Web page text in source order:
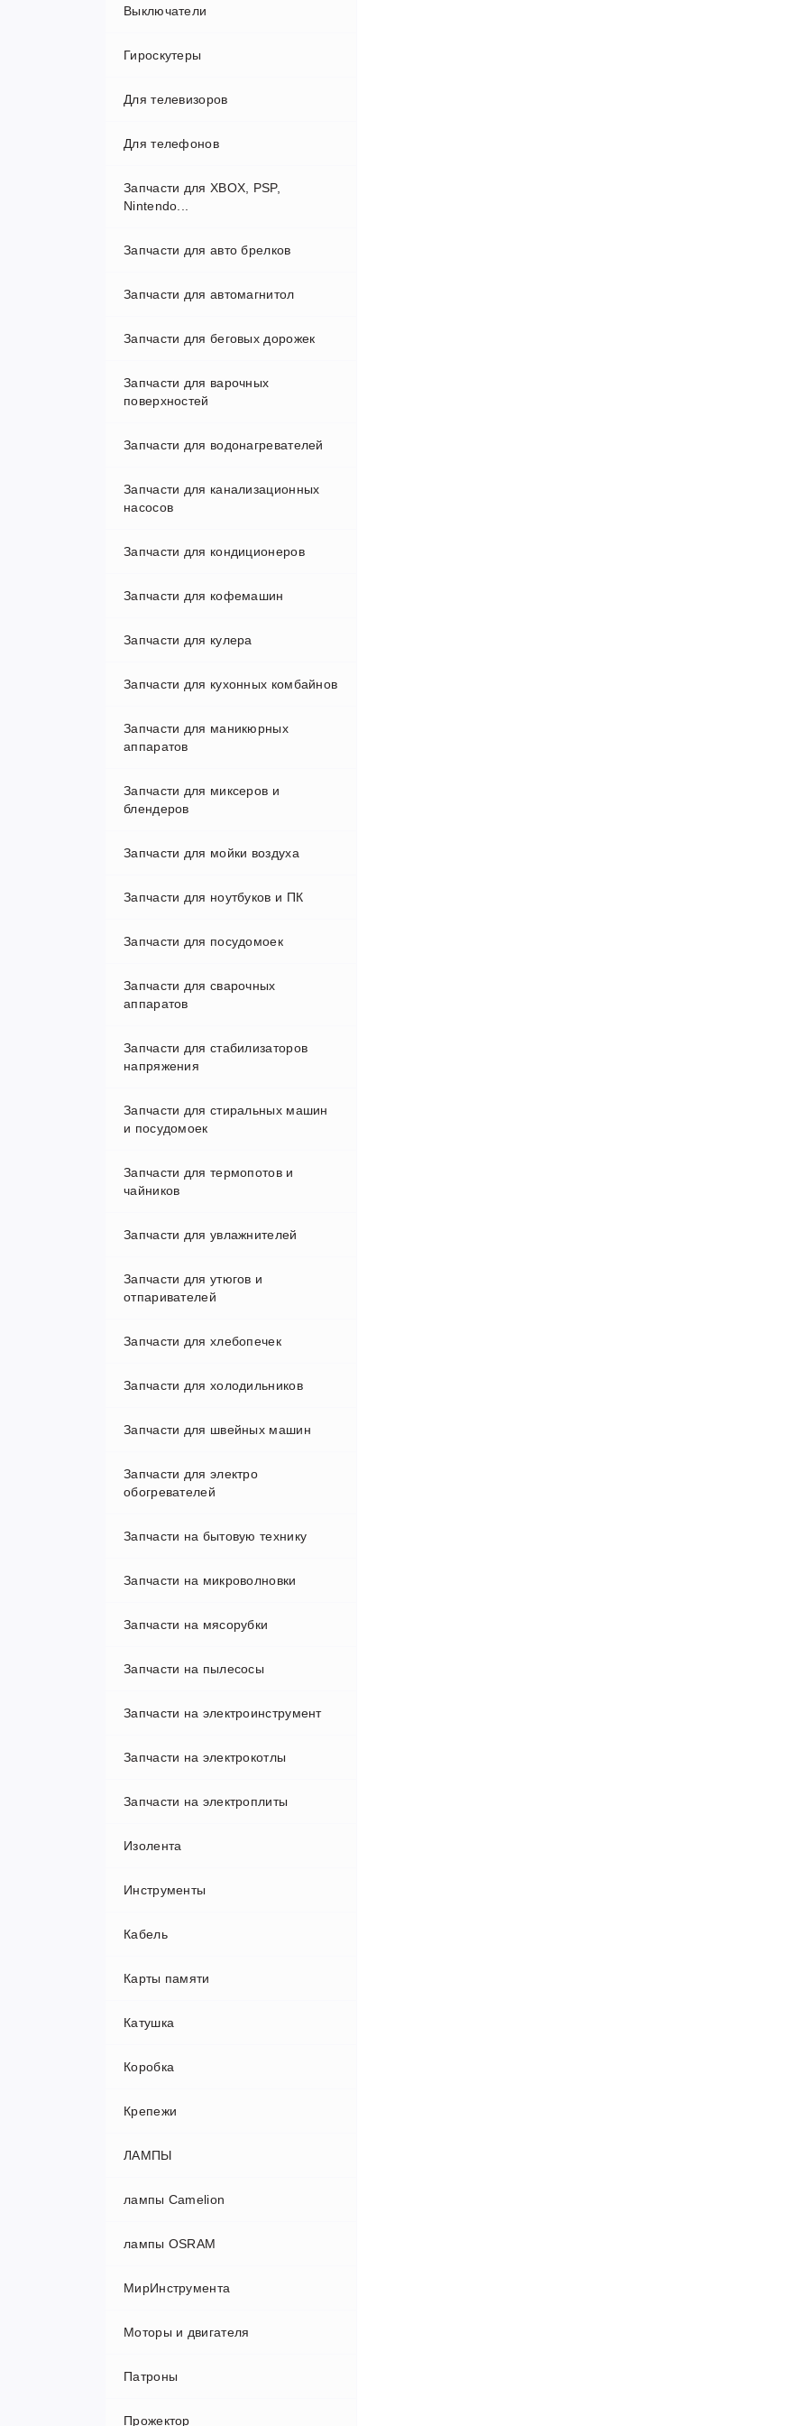
Камеры
Муляжи
Объектив
охрана
Выключатели
Гироскутеры
10.5
6.5
Для телевизоров
Системные разъемы
Для телефонов
АКБ
Запчасти для XBOX, PSP,
Nintendo...
Запчасти для авто брелков
Запчасти для автомагнитол
Запчасти для беговых дорожек
Запчасти для варочных
поверхностей
Запчасти для водонагревателей
Thermex (Термекс)
Запчасти для канализационных
насосов
Запчасти для кондиционеров
Запчасти для кофемашин
Микропереключатели
Переходники и клапаны
Шестерни
Запчасти для кулера
Запчасти для кухонных комбайнов
Запчасти для маникюрных
аппаратов
Запчасти для миксеров и
блендеров
Запчасти для мойки воздуха
Запчасти для ноутбуков и ПК
HDD-SSD
Матрицы
Разъемы питания
Шнур питания ноутбука
Запчасти для посудомоек
Запчасти для сварочных
аппаратов
Запчасти для стабилизаторов
напряжения
Запчасти для стиральных машин
и посудомоек
Запчасти для термопотов и
чайников
Запчасти для увлажнителей
Запчасти для утюгов и
отпаривателей
Запчасти для хлебопечек
Запчасти для холодильников
Запчасти для швейных машин
Запчасти для электро
обогревателей
Запчасти на бытовую технику
Запчасти на микроволновки
Запчасти на мясорубки
Запчасти на пылесосы
Запчасти на роботы пылесосы
Запчасти на электроинструмент
Запчасти на электрокотлы
Запчасти на электроплиты
Изолента
Инструменты
Кабель
Карты памяти
Катушка
Коробка
Крепежи
ЛАМПЫ
Бактерицидные лампы
Ламны люминисцентные
Лампа накаливания
Лампы галогеновые
Лампы разные
Лампы светодиодные
лампы Camelion
Лампа люминисцентная Сamelion
Лампа энергосберегающая
лампы OSRAM
МирИнструмента
STAMO
Автомобильные Аксессуары
Амортизаторы,виброизоляторы
Моторы и двигателя
Патроны
Прожектор